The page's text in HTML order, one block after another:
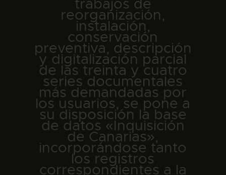
trabajos de
reorganización,
instalación,
conservación
preventiva, descripción
y digitalización parcial
de las treinta y cuatro
series documentales
más demandadas por
los usuarios, se pone a
su disposición la base
de datos «Inquisición
de Canarias»,
incorporándose tanto
los registros
correspondientes a la
ESPAÑOL
PREPARAR LA VISITA
ACTIVIDADES
█
EL MUSEO